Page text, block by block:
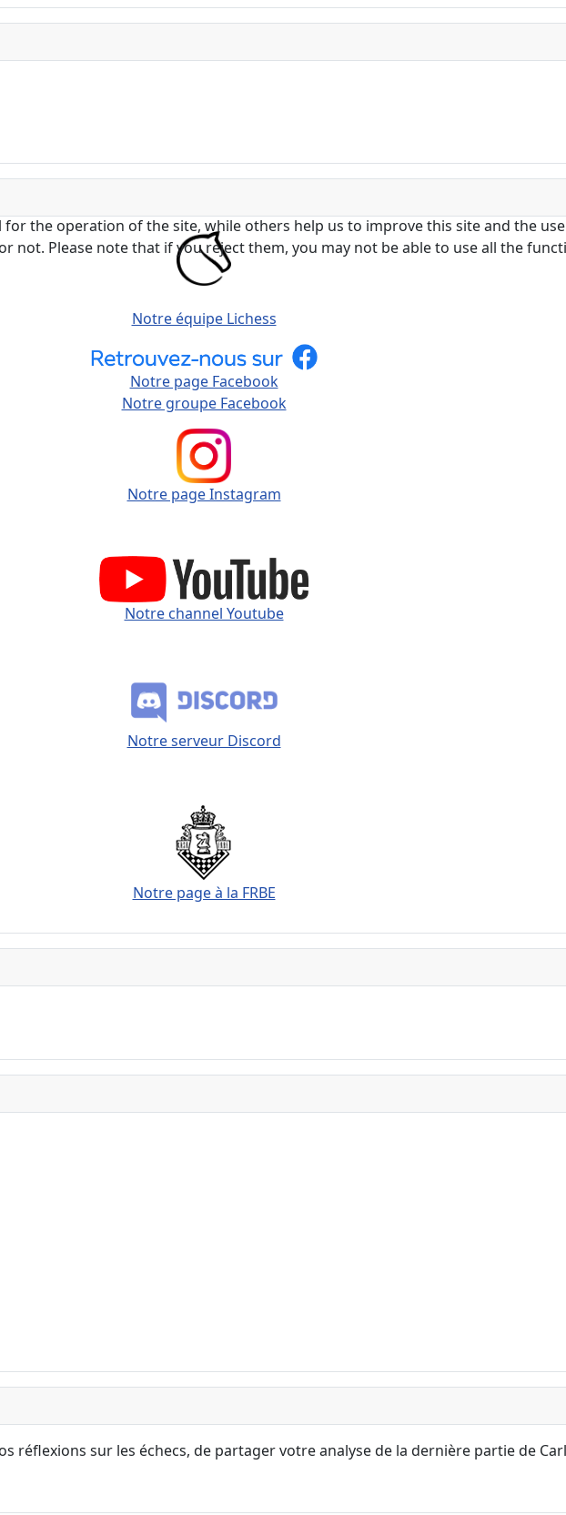
Notre équipe Lichess
Notre page Facebook
Notre groupe Facebook
Notre page Instagram
Notre channel Youtube
Notre serveur Discord
Notre page à la FRBE
réflexions sur les échecs, de partager votre analyse de la dernière partie de
the operation of the site, while others help us to improve this site and the
not. Please note that if you reject them, you may not be able to use all the